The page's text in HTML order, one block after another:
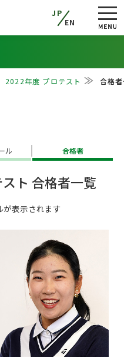
JP
EN
2022年度 プロテスト 合格
ル 合格者
ト 合格者一覧
が表示されます